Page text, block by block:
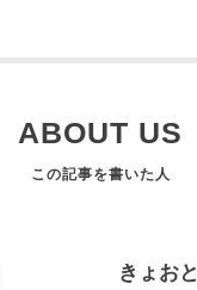
ABOUT US
きょおと